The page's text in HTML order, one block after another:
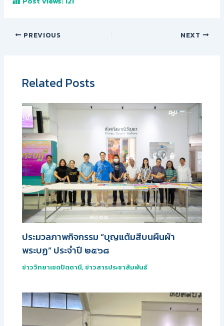
PREVIOUS NEXT
Related Posts
ประมวลภาพกิจกรรม “บุญแต้มสีบนผืนผ้า
พระบฏ” ประจำปี ๒๕๖๘
ข่าววิทยาเขตปัตตานี, ข่าวสารประชาสัมพันธ์